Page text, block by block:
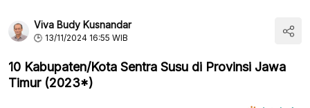
Viva Budy Kusnandar
13/11/2024 16:55 WIB
10 Kabupaten/Kota Sentra Susu di Provinsi Jawa
Timur (2023*)